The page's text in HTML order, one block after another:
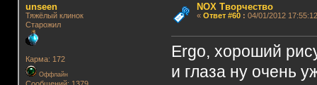
unseen
Тяжёлый клинок
Старожил
Карма: 172
Оффлайн
NOX Творчество
« Ответ #60: 04/01/2012
Ergo, хороший
и глаза ну очень